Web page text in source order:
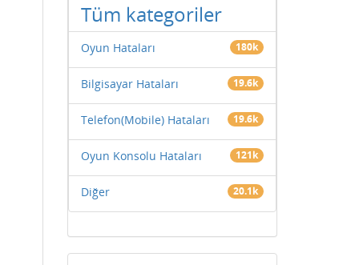
Tüm kategoriler
Oyun Hataları 180k
Bilgisayar Hataları 19.6k
Telefon(Mobile) Hataları 19.6k
Oyun Konsolu Hataları 121k
Diğer 20.1k